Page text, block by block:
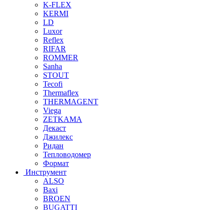
K-FLEX
KERMI
LD
Luxor
Reflex
RIFAR
ROMMER
Sanha
STOUT
Tecofi
Thermaflex
THERMAGENT
Viega
ZETKAMA
Декаст
Джилекс
Ридан
Тепловодомер
Формат
Инструмент
ALSO
Baxi
BROEN
BUGATTI